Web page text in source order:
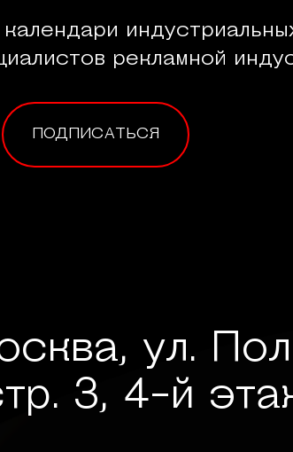
рекламной
ПОДПИСАТЬСЯ
ул.
3, 4-й